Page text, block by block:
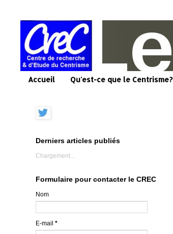
Accueil Qu'est-ce que le Centrisme?
Derniers articles publiés
Chargement...
Formulaire pour contacter le CREC
Nom
E-mail *